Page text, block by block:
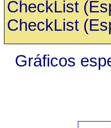
CheckList
CheckList
Gráficos